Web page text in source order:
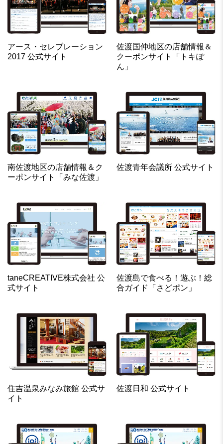
アース・セレブレーション
2017 公式サイト
佐渡国仲地区の店舗情報＆
クーポンサイト「トキぽ
ん」
南佐渡地区の店舗情報＆ク
ーポンサイト「みな佐渡」
佐渡青年会議所 公式サイト
taneCREATIVE株式会社 公
式サイト
佐渡島で食べる！遊ぶ！総
合ガイド「さどポン」
住吉温泉みなみ旅館 公式サ
イト
佐渡日和 公式サイト